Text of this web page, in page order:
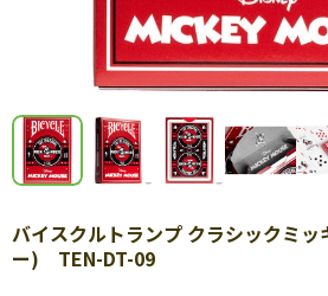
バイスクルトランプ クラシックミ
ー) TEN-DT-09